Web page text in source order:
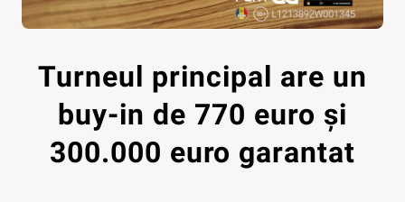
Turneul principal are un
buy-in de 770 euro și
300.000 euro garantat